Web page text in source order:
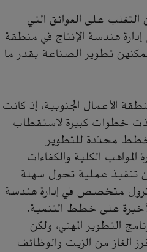
على العوائق التي
هندسة الإنتاج في منطقة
تطوير الصناعة بقدر ما
الأعمال الجنوبية، إذ كانت
خطوات كبيرة لاستقطاب
خطط محدّدة للتطوير
الكلية والكفاءات
تنفيذ عملية تحول سهلة
متخصص في إدارة هندسة
على خطط التنمية.
التطوير المهني، ولكن
من الزيت والوظائف